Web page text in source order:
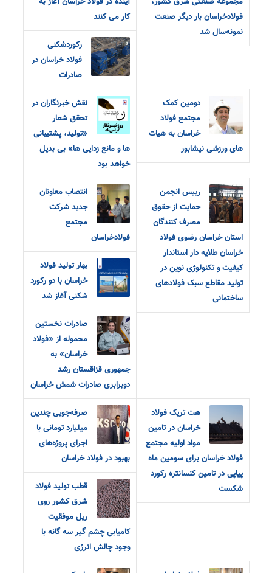
فولادخراسان بار دیگر صنعت
نمونه‌سال شد
کار می کنند
رکوردشکنی
فولاد خراسان در
صادرات
دومین کمک
مجتمع فولاد
خراسان به هیات
های ورزشی نیشابور
نقش خبرنگاران در
تحقق شعار
«تولید، پشتیبانی
ها و مانع زدایی ها» بی بدیل
خواهد بود
رییس انجمن
حمایت از حقوق
مصرف کنندگان
استان خراسان رضوی فولاد
خراسان طلایه دار استاندار
کیفیت و تکنولوژی نوین در
تولید مقاطع سبک فولادهای
ساختمانی
انتصاب معاونان
جدید شرکت
مجتمع
فولادخراسان
بهار تولید فولاد
خراسان با‌ دو رکورد
شکنی آغاز شد
صادرات نخستین
محموله از «فولاد
خراسان» به
جمهوری قزاقستان رشد
دوبرابری صادرات شمش خراسان
هت تریک فولاد
خراسان در تامین
مواد اولیه مجتمع
فولاد خراسان برای سومین ماه
پیاپی در تامین کنسانتره رکورد
شکست
صرفه‌جویی چندین
میلیارد تومانی با
اجرای پروژه‌های
بهبود در فولاد خراسان
قطب تولید فولاد
شرق کشور روی
ریل موفقیت
کامیابی چشم گیر سه گانه با
وجود چالش انرژی